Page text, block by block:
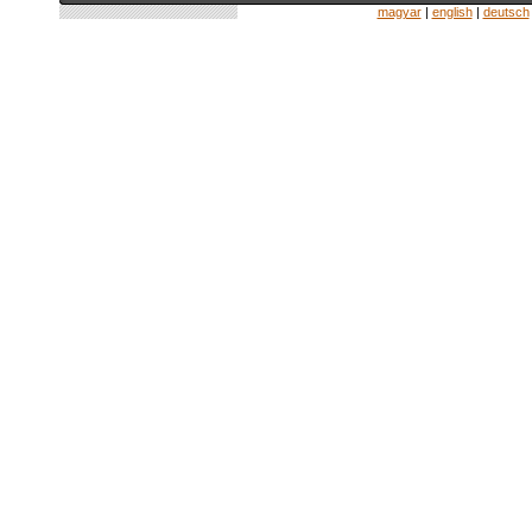
magyar| english| deutsch